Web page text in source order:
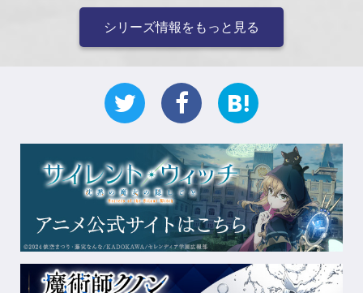
シリーズ情報をもっと見る